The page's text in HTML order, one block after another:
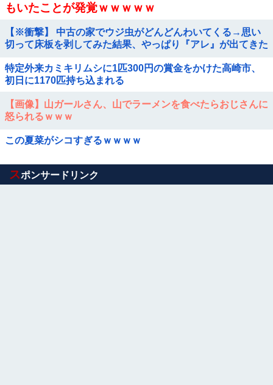
もいたことが発覚ｗｗｗｗｗ
【※衝撃】 中古の家でウジ虫がどんどんわいてくる→思い
切って床板を剥してみた結果、やっぱり『アレ』が出てきた
特定外来カミキリムシに1匹300円の賞金をかけた高崎市、
初日に1170匹持ち込まれる
【画像】山ガールさん、山でラーメンを食べたらおじさんに
怒られるｗｗｗ
この夏菜がシコすぎるｗｗｗｗ
Powered by livedoor 相互RSS
スポンサードリンク